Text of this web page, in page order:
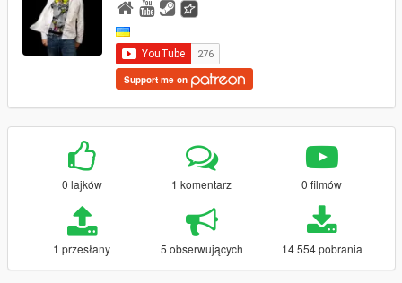
Support me on
0 lajków 1 komentarz 0 filmów
1 przesłany 5 obserwujących 14 554 pobrania